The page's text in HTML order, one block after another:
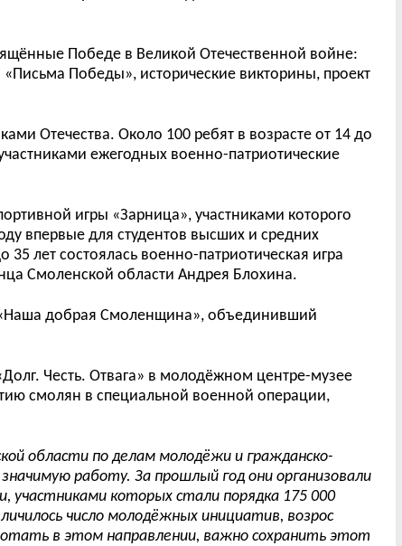
ённые Победе в Великой Отечественной войне:
Победы», исторические викторины, проект
Отечества. Около 100 ребят в возрасте от 14 до
ежегодных военно-патриотические
игры «Зарница», участниками которого
впервые для студентов высших и средних
35 лет состоялась военно-патриотическая игра
Смоленской области Андрея Блохина.
добрая Смоленщина», объединивший
Честь. Отвага» в молодёжном центре-музее
смолян в специальной военной операции,
области по делам молодёжи и гражданско-
работу. За прошлый год они организовали
участниками которых стали порядка 175 000
число молодёжных инициатив, возрос
в этом направлении, важно сохранить этот